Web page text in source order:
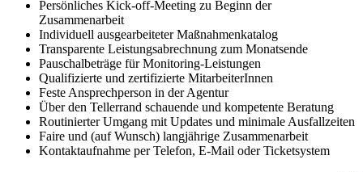
Persönliches Kick-off-Meeting zu Beginn der
Zusammenarbeit
Individuell ausgearbeiteter Maßnahmenkatalog
Transparente Leistungsabrechnung zum Monatsende
Pauschalbeträge für Monitoring-Leistungen
Qualifizierte und zertifizierte MitarbeiterInnen
Feste Ansprechperson in der Agentur
Über den Tellerrand schauende und kompetente Beratung
Routinierter Umgang mit Updates und minimale Ausfallzeiten
Faire und (auf Wunsch) langjährige Zusammenarbeit
Kontaktaufnahme per Telefon, E-Mail oder Ticketsystem